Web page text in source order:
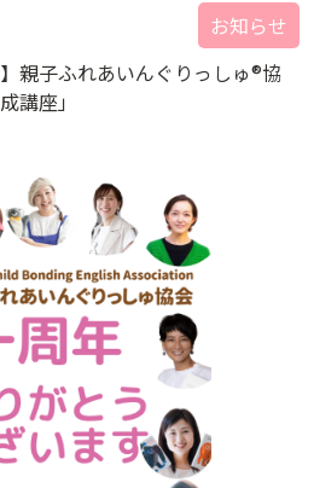
お知らせ
親子ふれあいんぐりっしゅ®協
講座」